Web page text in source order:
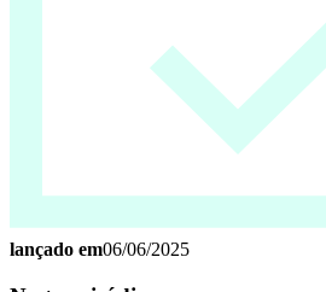
lançado em06/06/2025